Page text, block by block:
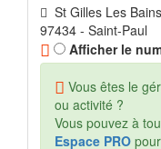
St Gilles Les
97434 - Saint-Paul
Afficher le
Vous êtes le
ou activité ?
Vous pouvez à
Espace PRO